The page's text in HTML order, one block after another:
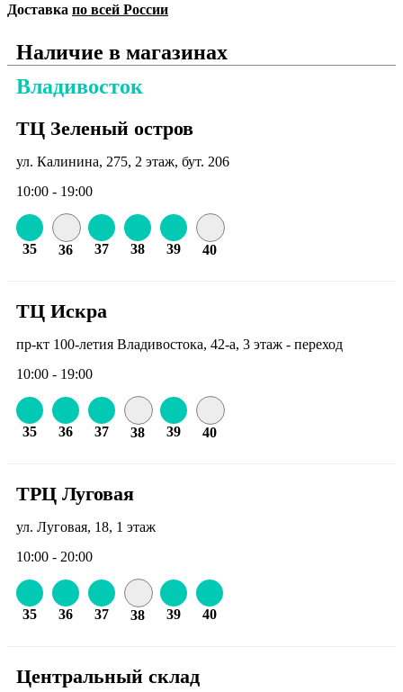
Доставка по всей России
Наличие в магазинах
Владивосток
ТЦ Зеленый остров
ул. Калинина, 275, 2 этаж, бут. 206
10:00 - 19:00
35 36 37 38 39 40
ТЦ Искра
пр-кт 100-летия Владивостока, 42-а, 3 этаж - переход
10:00 - 19:00
35 36 37 38 39 40
ТРЦ Луговая
ул. Луговая, 18, 1 этаж
10:00 - 20:00
35 36 37 38 39 40
Центральный склад